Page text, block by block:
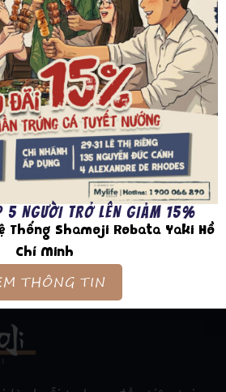
5 NGƯỜI TRỞ LÊN GIẢM 15%
Thống Shamoji Robata Yaki Hồ
Chí Minh
THÔNG TIN